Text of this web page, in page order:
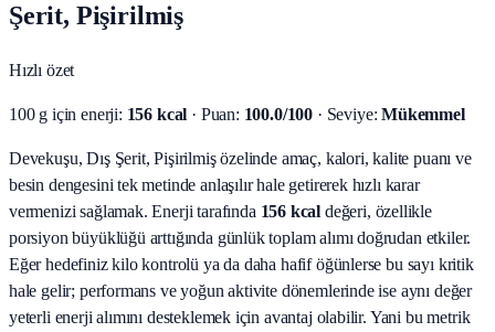
Şerit, Pişirilmiş
Hızlı özet
100 g için enerji: 156 kcal · Puan: 100.0/100 · Seviye: Mükemmel
Devekuşu, Dış Şerit, Pişirilmiş özelinde amaç, kalori, kalite puanı ve
besin dengesini tek metinde anlaşılır hale getirerek hızlı karar
vermenizi sağlamak. Enerji tarafında 156 kcal değeri, özellikle
porsiyon büyüklüğü arttığında günlük toplam alımı doğrudan etkiler.
Eğer hedefiniz kilo kontrolü ya da daha hafif öğünlerse bu sayı kritik
hale gelir; performans ve yoğun aktivite dönemlerinde ise aynı değer
yeterli enerji alımını desteklemek için avantaj olabilir. Yani bu metrik